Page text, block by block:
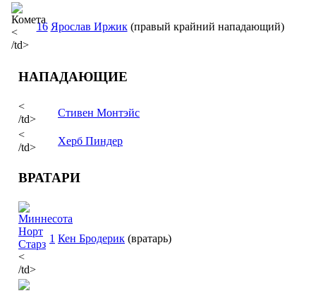
<
/td>
16 Ярослав Иржик (правый крайний нападающий)
НАПАДАЮЩИЕ
<
/td>
Стивен Монтэйс
<
/td>
Херб Пиндер
ВРАТАРИ
<
/td>
1 Кен Бродерик (вратарь)